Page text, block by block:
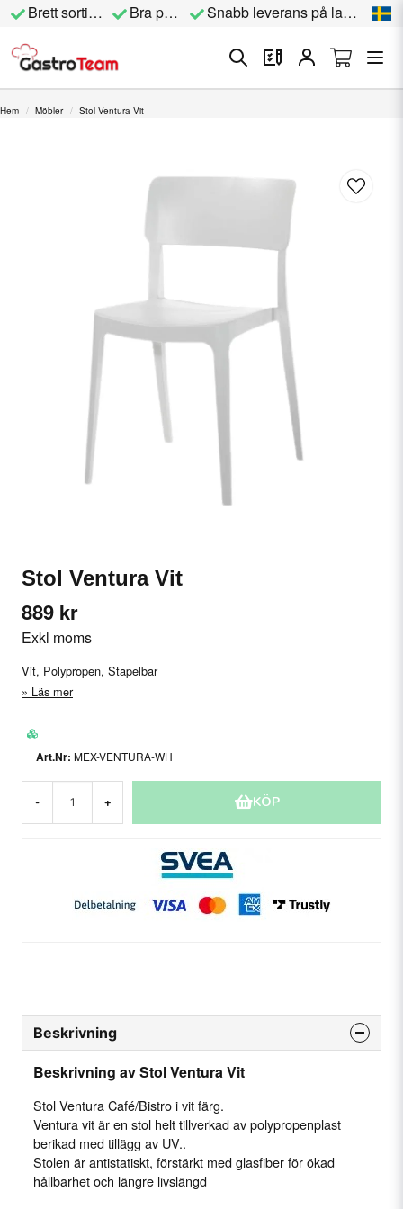
Brett sortiment Bra priser Snabb leverans på lagervara
Hem Möbler Stol Ventura Vit
Stol Ventura Vit
889 kr
Exkl moms
Vit, Polypropen, Stapelbar
Läs mer
MEX-VENTURA-WH
- + KÖP
Beskrivning
Beskrivning av Stol Ventura Vit
Stol Ventura Café/Bistro i vit färg.
Ventura vit är en stol helt tillverkad av polypropenplast
berikad med tillägg av UV..
Stolen är antistatiskt, förstärkt med glasfiber för ökad
hållbarhet och längre livslängd